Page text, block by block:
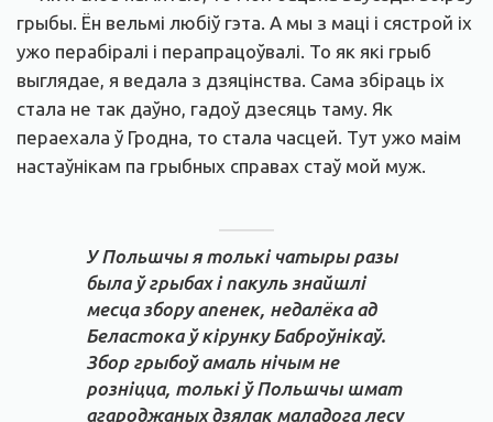
грыбы. Ён вельмі любіў гэта. А мы з маці і сястрой іх
ужо перабіралі і перапрацоўвалі. То як які грыб
выглядае, я ведала з дзяцінства. Сама збіраць іх
стала не так даўно, гадоў дзесяць таму. Як
пераехала ў Гродна, то стала часцей. Тут ужо маім
настаўнікам па грыбных справах стаў мой муж.
У Польшчы я толькі чатыры разы
была ў грыбах і пакуль знайшлі
месца збору апенек, недалёка ад
Беластока ў кірунку Баброўнікаў.
Збор грыбоў амаль нічым не
розніцца, толькі ў Польшчы шмат
агароджаных дзялак маладога лесу